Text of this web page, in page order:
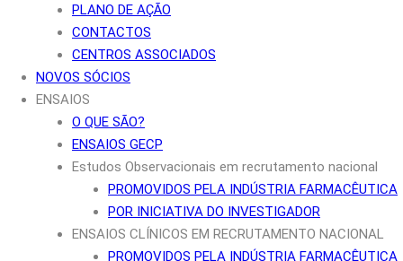
PLANO DE AÇÃO
CONTACTOS
CENTROS ASSOCIADOS
NOVOS SÓCIOS
ENSAIOS
O QUE SÃO?
ENSAIOS GECP
Estudos Observacionais em recrutamento nacional
PROMOVIDOS PELA INDÚSTRIA FARMACÊUTICA
POR INICIATIVA DO INVESTIGADOR
ENSAIOS CLÍNICOS EM RECRUTAMENTO NACIONAL
PROMOVIDOS PELA INDÚSTRIA FARMACÊUTICA